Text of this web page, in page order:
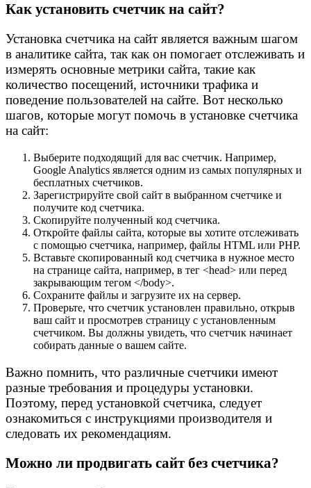
Как установить счетчик на сайт?
Установка счетчика на сайт является важным шагом
в аналитике сайта, так как он помогает отслеживать и
измерять основные метрики сайта, такие как
количество посещений, источники трафика и
поведение пользователей на сайте. Вот несколько
шагов, которые могут помочь в установке счетчика
на сайт:
Выберите подходящий для вас счетчик. Например,
Google Analytics является одним из самых популярных и
бесплатных счетчиков.
Зарегистрируйте свой сайт в выбранном счетчике и
получите код счетчика.
Скопируйте полученный код счетчика.
Откройте файлы сайта, которые вы хотите отслеживать
с помощью счетчика, например, файлы HTML или PHP.
Вставьте скопированный код счетчика в нужное место
на странице сайта, например, в тег <head> или перед
закрывающим тегом </body>.
Сохраните файлы и загрузите их на сервер.
Проверьте, что счетчик установлен правильно, открыв
ваш сайт и просмотрев страницу с установленным
счетчиком. Вы должны увидеть, что счетчик начинает
собирать данные о вашем сайте.
Важно помнить, что различные счетчики имеют
разные требования и процедуры установки.
Поэтому, перед установкой счетчика, следует
ознакомиться с инструкциями производителя и
следовать их рекомендациям.
Можно ли продвигать сайт без счетчика?